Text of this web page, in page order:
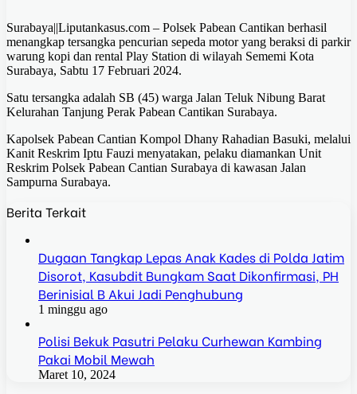
Surabaya||Liputankasus.com – Polsek Pabean Cantikan berhasil
menangkap tersangka pencurian sepeda motor yang beraksi di parkir
warung kopi dan rental Play Station di wilayah Sememi Kota
Surabaya, Sabtu 17 Februari 2024.
Satu tersangka adalah SB (45) warga Jalan Teluk Nibung Barat
Kelurahan Tanjung Perak Pabean Cantikan Surabaya.
Kapolsek Pabean Cantian Kompol Dhany Rahadian Basuki, melalui
Kanit Reskrim Iptu Fauzi menyatakan, pelaku diamankan Unit
Reskrim Polsek Pabean Cantian Surabaya di kawasan Jalan
Sampurna Surabaya.
Berita Terkait
Dugaan Tangkap Lepas Anak Kades di Polda Jatim
Disorot, Kasubdit Bungkam Saat Dikonfirmasi, PH
Berinisial B Akui Jadi Penghubung
1 minggu ago
Polisi Bekuk Pasutri Pelaku Curhewan Kambing
Pakai Mobil Mewah
Maret 10, 2024